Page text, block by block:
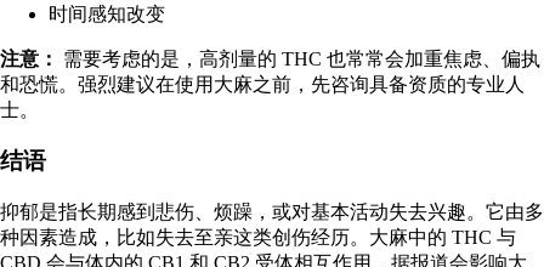
时间感知改变
注意： 需要考虑的是，高剂量的 THC 也常常会加重焦虑 、偏执
和恐慌。强烈建议在使用大麻之前，先咨询具备资质的专业人
士。
结语
抑郁是指长期感到悲伤、烦躁，或对基本活动失去兴趣。它由多
种因素造成，比如失去至亲这类创伤经历。大麻中的 THC 与